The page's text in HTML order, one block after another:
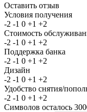
Оставить отзыв
Условия получения
-2 -1 0 +1 +2
Стоимость
-2 -1 0 +1 +2
Поддержка банка
-2 -1 0 +1 +2
Дизайн
-2 -1 0 +1 +2
Удобство снятия/
-2 -1 0 +1 +2
Символов осталось